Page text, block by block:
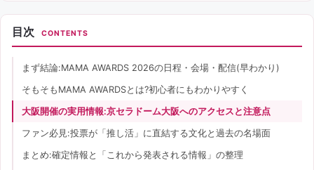
目次 CONTENTS
まず結論:MAMA AWARDS 2026の日程・会場・配信(早わかり)
そもそもMAMA AWARDSとは?初心者にもわかりやすく
大阪開催の実用情報:京セラドーム大阪へのアクセスと注意点
ファン必見:投票が「推し活」に直結する文化と過去の名場面
まとめ:確定情報と「これから発表される情報」の整理